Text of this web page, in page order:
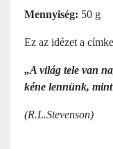
Mennyiség: 50 g
Ez az idézet a
„A világ tele van
kéne lennünk,
(R.L.Stevenson)